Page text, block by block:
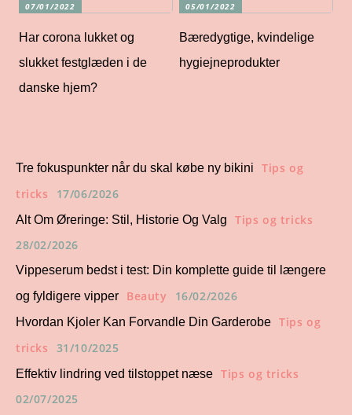
07/01/2022
Har corona lukket og
slukket festglæden i de
danske hjem?
05/01/2022
Bæredygtige, kvindelige
hygiejneprodukter
Tre fokuspunkter når du skal købe ny bikini
Tips og
tricks
17/06/2026
Alt Om Øreringe: Stil, Historie Og Valg
Tips og tricks
28/02/2026
Vippeserum bedst i test: Din komplette guide til længere
og fyldigere vipper
Beauty 16/02/2026
Hvordan Kjoler Kan Forvandle Din Garderobe Tips og
tricks
31/10/2025
Effektiv lindring ved tilstoppet næse Tips og tricks
02/07/2025